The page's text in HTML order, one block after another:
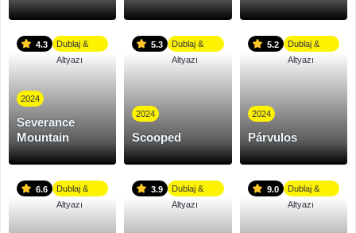
4.3
Dublaj &
Altyazı
2024
Severance
Mountain
5.3
Dublaj &
Altyazı
2024
Scooped
5.2
Dublaj &
Altyazı
2024
Párvulos
6.6
Dublaj &
Altyazı
3.9
Dublaj &
Altyazı
9.0
Dublaj &
Altyazı